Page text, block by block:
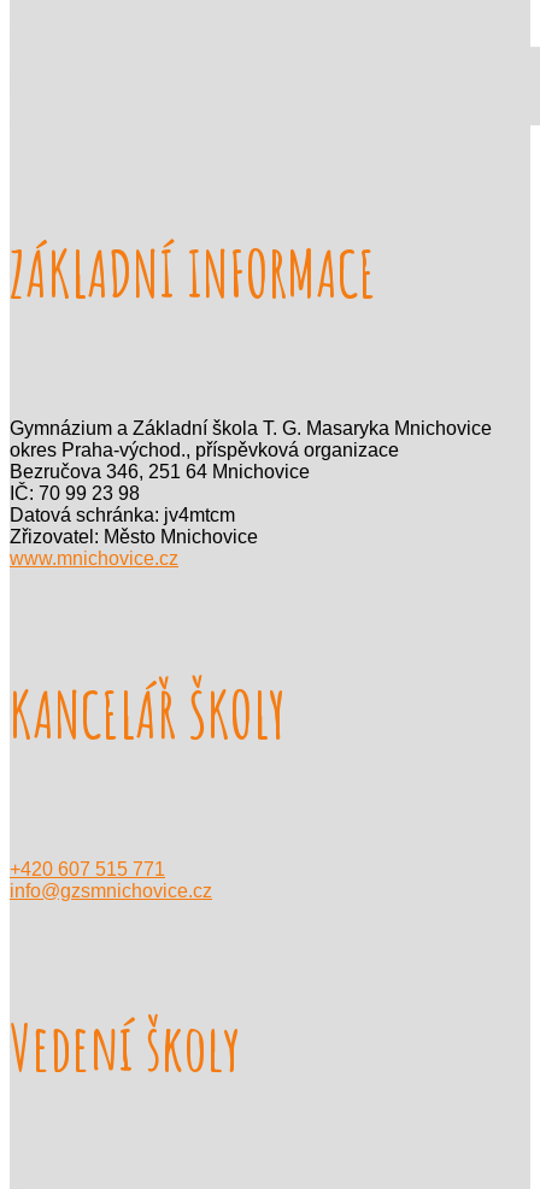
ZÁKLADNÍ INFORMACE
Gymnázium a Základní škola T. G. Masaryka Mnichovice
okres Praha-východ., příspěvková organizace
Bezručova 346, 251 64 Mnichovice
IČ: 70 99 23 98
Datová schránka: jv4mtcm
Zřizovatel: Město Mnichovice
www.mnichovice.cz
KANCELÁŘ ŠKOLY
+420 607 515 771
info@gzsmnichovice.cz
Vedení školy